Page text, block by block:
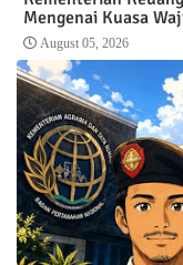
Mengenai Kuasa
August 05, 2026